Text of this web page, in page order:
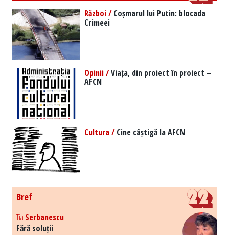
Război /Coșmarul lui Putin: blocada
Crimeei
Opinii /Viața, din proiect în proiect –
AFCN
Cultura /Cine câștigă la AFCN
Bref
Tia Serbanescu
Fără soluții